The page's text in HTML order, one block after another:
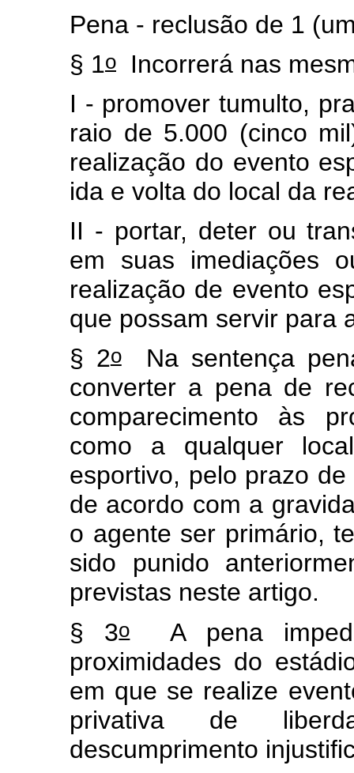
Pena - reclusão de 1
§ 1o Incorrerá nas
I - promover tumulto,
raio de 5.000 (cinco
realização do evento
ida e volta do local da
II - portar, deter ou
em suas imediações
realização de evento
que possam servir para
§ 2oNa sentença
converter a pena de
comparecimento às
como a qualquer
esportivo, pelo prazo
de acordo com a
o agente ser primário,
sido punido
previstas neste artigo.
§ 3oA pena
proximidades do
em que se realize
privativa de
descumprimento